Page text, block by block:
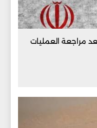
مراجعة العمليات